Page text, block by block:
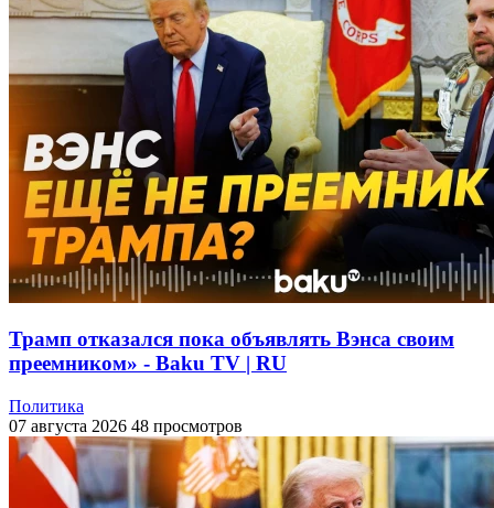
Трамп отказался пока объявлять Вэнса своим
преемником» - Baku TV | RU
Политика
07 августа 2026 48 просмотров